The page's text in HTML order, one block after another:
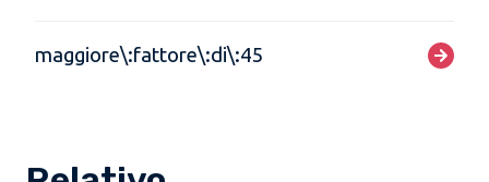
maggiore\:fattore\:di\:45